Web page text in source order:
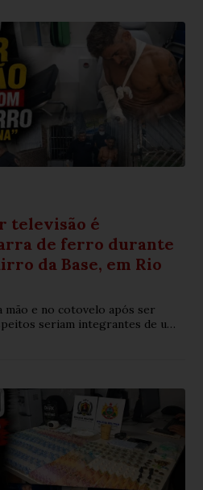
televisão é
de ferro durante
da Base, em Rio
e no cotovelo após ser
seriam integrantes de uma